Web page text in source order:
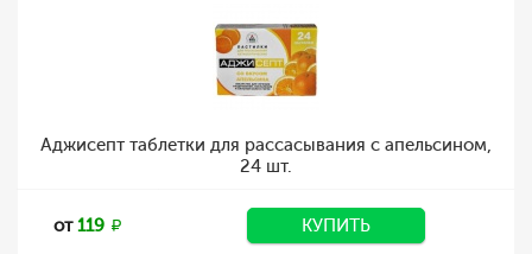
Аджисепт таблетки для рассасывания с апельсином,
24 шт.
от119 КУПИТЬ